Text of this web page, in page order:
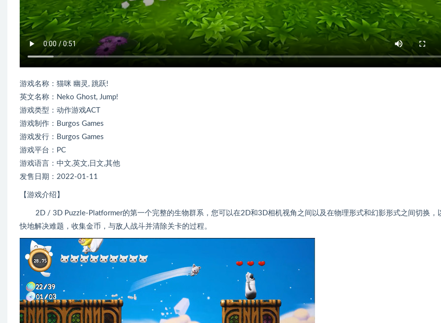
游戏名称：猫咪 幽灵, 跳跃!
英文名称：Neko Ghost, Jump!
游戏类型：动作游戏ACT
游戏制作：Burgos Games
游戏发行：Burgos Games
游戏平台：PC
游戏语言：中文,英文,日文,其他
发售日期：2022-01-11
【游戏介绍】
2D / 3D Puzzle-Platformer的第一个完整的生物群系，您可以在2D和3D相机视角之间以及在物理形式和幻影形式之间切换，
快地解决难题，收集金币，与敌人战斗并清除关卡的过程。